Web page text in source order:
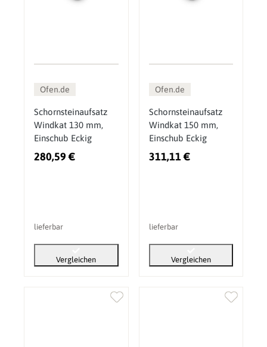
Ofen.de
Schornsteinaufsatz
Windkat 130 mm,
Einschub Eckig
280,59 €
lieferbar
Vergleichen
Ofen.de
Schornsteinaufsatz
Windkat 150 mm,
Einschub Eckig
311,11 €
lieferbar
Vergleichen